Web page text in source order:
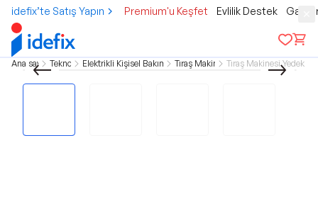
idefix’te Satış Yapın Premium'u Keşfet Evlilik Destek
Ana sayfa Teknoloji Elektrikli Kişisel Bakım AletleriTıraş MakineleriTıraş Makinesi Yedek